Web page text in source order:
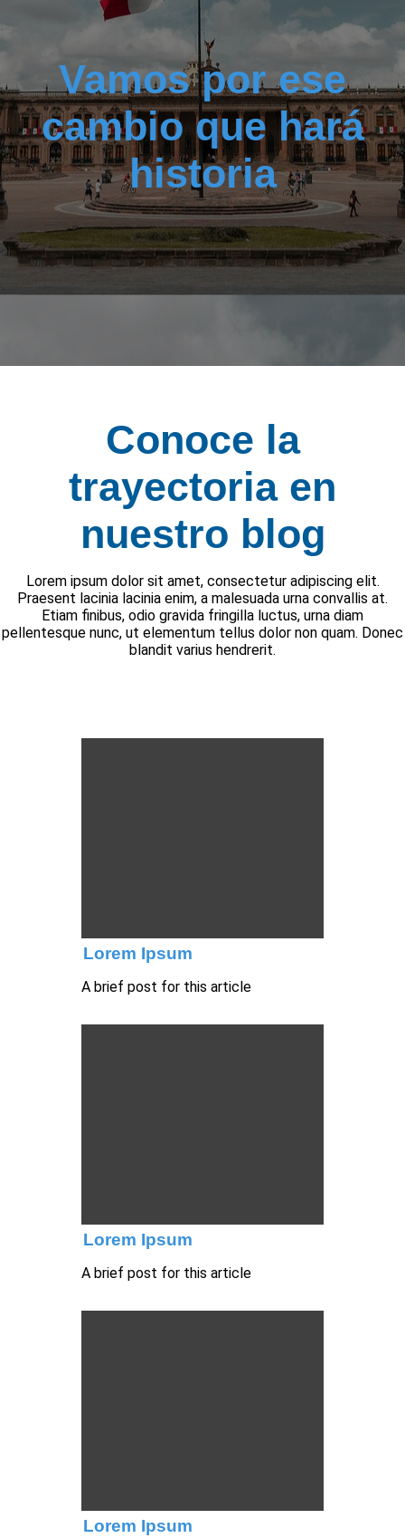
Vamos por ese
cambio que hará
historia
Conoce la
trayectoria en
nuestro blog
Lorem ipsum dolor sit amet, consectetur adipiscing elit.
Praesent lacinia lacinia enim, a malesuada urna convallis at.
Etiam finibus, odio gravida fringilla luctus, urna diam
pellentesque nunc, ut elementum tellus dolor non quam. Donec
blandit varius hendrerit.
Lorem Ipsum
A brief post for this article
Lorem Ipsum
A brief post for this article
Lorem Ipsum